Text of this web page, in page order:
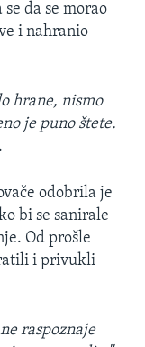
da se morao
i nahranio
hrane, nismo
je puno štete.
odobrila je
bi se sanirale
Od prošle
i privukli
raspoznaje